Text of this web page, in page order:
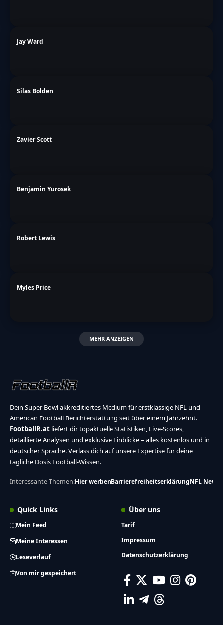
Jay Ward
Silas Bolden
Zavier Scott
Benjamin Yurosek
Robert Lewis
Myles Price
MEHR ANZEIGEN
Dein Super Bowl akkreditiertes Medium für erstklassige NFL und
American Football Berichterstattung seit über einem Jahrzehnt.
FootballR.at liefert dir topaktuelle Statistiken, Live-Scores,
detaillierte Analysen und exklusive Einblicke – alles kostenlos und in
deutscher Sprache. Verlass dich auf unsere Expertise für deine
tägliche Dosis Football-Wissen.
Interessante Themen:Hier werbenBarrierefreiheitserklärungNFL News
Quick Links
Mein Feed
Meine Interessen
Leseverlauf
Von mir gespeichert
Über uns
Tarif
Impressum
Datenschutzerklärung